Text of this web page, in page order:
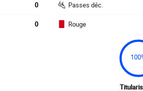
0
0
Passes déc.
Rouge